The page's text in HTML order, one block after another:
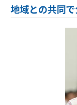
地域との共同